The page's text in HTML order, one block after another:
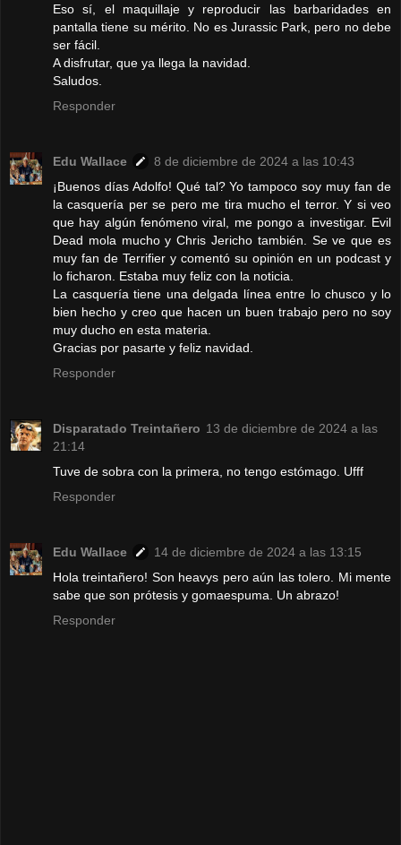
Eso sí, el maquillaje y reproducir las barbaridades en
pantalla tiene su mérito. No es Jurassic Park, pero no debe
ser fácil.
A disfrutar, que ya llega la navidad.
Saludos.
Responder
Edu Wallace
8 de diciembre de 2024 a las 10:43
¡Buenos días Adolfo! Qué tal? Yo tampoco soy muy fan de
la casquería per se pero me tira mucho el terror. Y si veo
que hay algún fenómeno viral, me pongo a investigar. Evil
Dead mola mucho y Chris Jericho también. Se ve que es
muy fan de Terrifier y comentó su opinión en un podcast y
lo ficharon. Estaba muy feliz con la noticia.
La casquería tiene una delgada línea entre lo chusco y lo
bien hecho y creo que hacen un buen trabajo pero no soy
muy ducho en esta materia.
Gracias por pasarte y feliz navidad.
Responder
Disparatado Treintañero 13 de diciembre de 2024 a las
21:14
Tuve de sobra con la primera, no tengo estómago. Ufff
Responder
Edu Wallace
14 de diciembre de 2024 a las 13:15
Hola treintañero! Son heavys pero aún las tolero. Mi mente
sabe que son prótesis y gomaespuma. Un abrazo!
Responder